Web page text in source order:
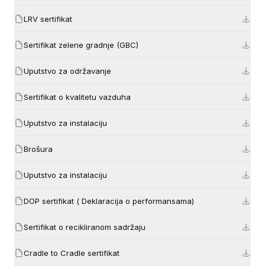
LRV sertifikat
Sertifikat zelene gradnje (GBC)
Uputstvo za održavanje
Sertifikat o kvalitetu vazduha
Uputstvo za instalaciju
Brošura
Uputstvo za instalaciju
DOP sertifikat ( Deklaracija o performansama)
Sertifikat o recikliranom sadržaju
Cradle to Cradle sertifikat